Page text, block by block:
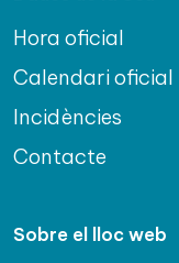
Hora oficial
Calendari oficial
Incidències
Contacte
Sobre el lloc web